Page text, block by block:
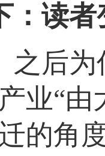
：读
之后
业“
的角